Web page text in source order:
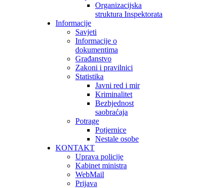
Organizacijska
struktura Inspektorata
Informacije
Savjeti
Informacije o
dokumentima
Građanstvo
Zakoni i pravilnici
Statistika
Javni red i mir
Kriminalitet
Bezbjednost
saobraćaja
Potrage
Potjernice
Nestale osobe
KONTAKT
Uprava policije
Kabinet ministra
WebMail
Prijava